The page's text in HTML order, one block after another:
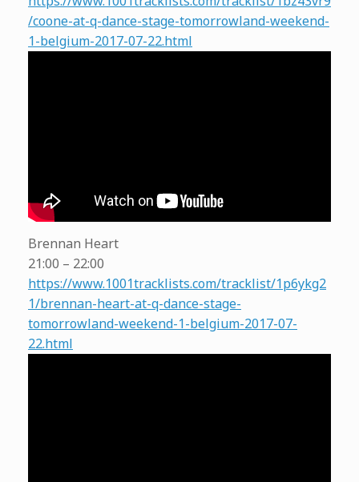
/coone-at-q-dance-stage-tomorrowland-weekend-
1-belgium-2017-07-22.html
Brennan Heart
21:00 – 22:00
https://www.1001tracklists.com/tracklist/1p6ykg2
1/brennan-heart-at-q-dance-stage-
tomorrowland-weekend-1-belgium-2017-07-
22.html